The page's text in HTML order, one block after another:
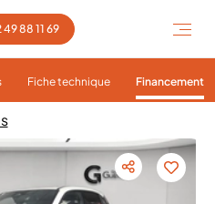
88 11 69
Fiche technique Financement